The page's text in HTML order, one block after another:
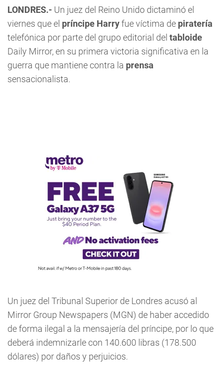
LONDRES.- Un juez del Reino Unido dictaminó el
viernes que el príncipe Harryfue víctima de piratería
telefónica por parte del grupo editorial del tabloide
Daily Mirror, en su primera victoria significativa en la
guerra que mantiene contra la prensa
sensacionalista.
Un juez del Tribunal Superior de Londres acusó al
Mirror Group Newspapers (MGN) de haber accedido
de forma ilegal a la mensajería del príncipe, por lo que
deberá indemnizarle con 140.600 libras (178.500
dólares) por daños y perjuicios.